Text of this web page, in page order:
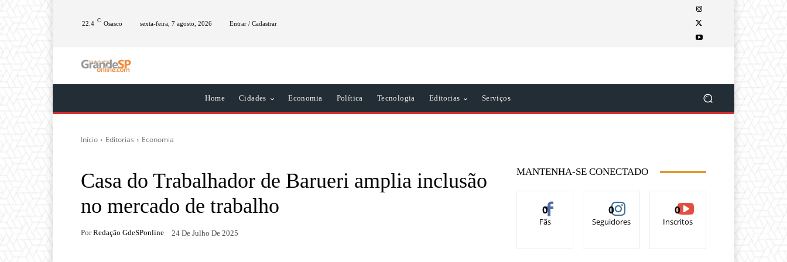
22.4 C Osasco sexta-feira, 7 agosto, 2026 Entrar / Cadastrar
Home Cidades Economia Política Tecnologia Editorias Serviços
Início Editorias Economia
Casa do Trabalhador de Barueri amplia inclusão
no mercado de trabalho
Por Redação GdeSPonline 24 De Julho De 2025
MANTENHA-SE CONECTADO
0
Fãs
0
Seguidores
0
Inscritos